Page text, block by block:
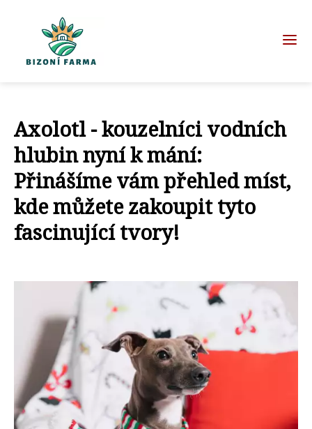
Axolotl - kouzelníci vodních
hlubin nyní k mání:
Přinášíme vám přehled míst,
kde můžete zakoupit tyto
fascinující tvory!